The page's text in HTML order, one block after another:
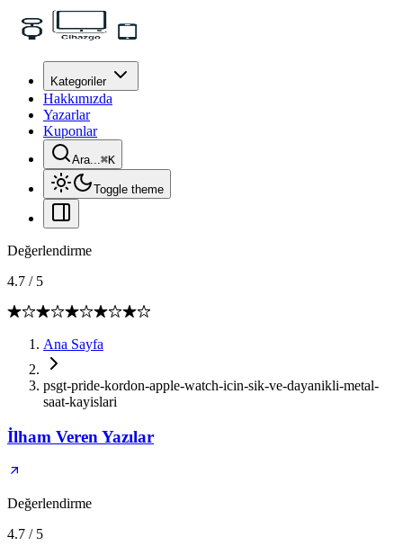
Kategoriler
Hakkımızda
Yazarlar
Kuponlar
Ara...⌘K
Toggle theme
Değerlendirme
4.7 / 5
Ana Sayfa
psgt-pride-kordon-apple-watch-icin-sik-ve-dayanikli-metal-
saat-kayislari
İlham Veren Yazılar
Değerlendirme
4.7 / 5